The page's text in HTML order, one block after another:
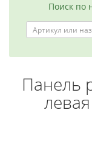
Поиск по
Панель
левая